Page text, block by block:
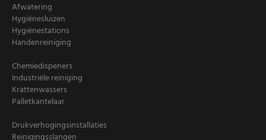
Afwatering
Hygiënesluizen
Hygiënestations
Handenreiniging
Chemiedispeners
Industriële reiniging
Krattenwassers
Palletkantelaar
Drukverhogingsinstallaties